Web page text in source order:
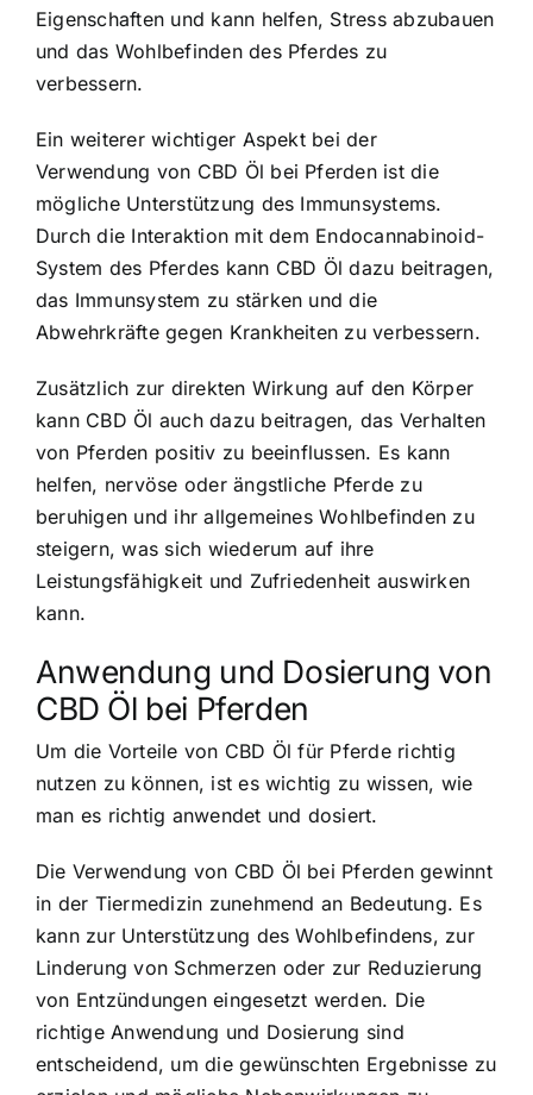
Eigenschaften und kann helfen, Stress abzubauen
und das Wohlbefinden des Pferdes zu
verbessern.
Ein weiterer wichtiger Aspekt bei der
Verwendung von CBD Öl bei Pferden ist die
mögliche Unterstützung des Immunsystems.
Durch die Interaktion mit dem Endocannabinoid-
System des Pferdes kann CBD Öl dazu beitragen,
das Immunsystem zu stärken und die
Abwehrkräfte gegen Krankheiten zu verbessern.
Zusätzlich zur direkten Wirkung auf den Körper
kann CBD Öl auch dazu beitragen, das Verhalten
von Pferden positiv zu beeinflussen. Es kann
helfen, nervöse oder ängstliche Pferde zu
beruhigen und ihr allgemeines Wohlbefinden zu
steigern, was sich wiederum auf ihre
Leistungsfähigkeit und Zufriedenheit auswirken
kann.
Anwendung und Dosierung von
CBD Öl bei Pferden
Um die Vorteile von CBD Öl für Pferde richtig
nutzen zu können, ist es wichtig zu wissen, wie
man es richtig anwendet und dosiert.
Die Verwendung von CBD Öl bei Pferden gewinnt
in der Tiermedizin zunehmend an Bedeutung. Es
kann zur Unterstützung des Wohlbefindens, zur
Linderung von Schmerzen oder zur Reduzierung
von Entzündungen eingesetzt werden. Die
richtige Anwendung und Dosierung sind
entscheidend, um die gewünschten Ergebnisse zu